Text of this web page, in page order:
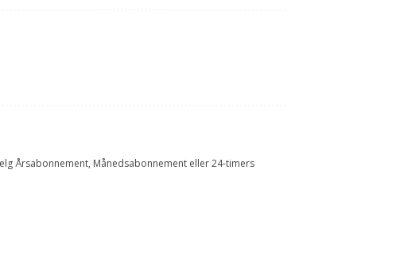
Årsabonnement, Månedsabonnement eller 24-timers